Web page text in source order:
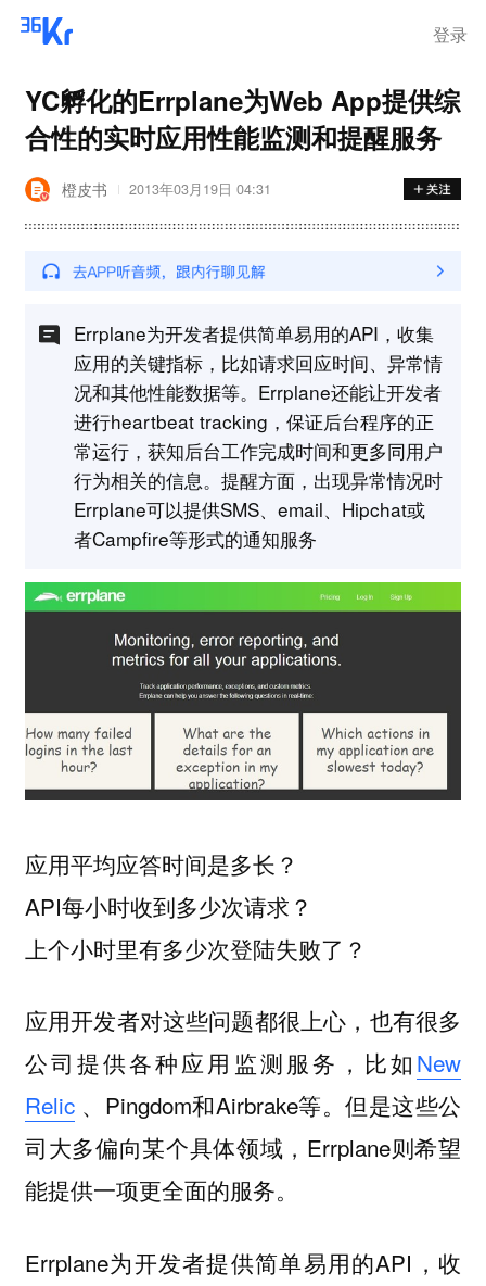
登录
YC孵化的Errplane为Web App提供综
合性的实时应用性能监测和提醒服务
橙皮书 2013年03月19日 04:31
Errplane为开发者提供简单易用的API，收集
应用的关键指标，比如请求回应时间、异常情
况和其他性能数据等。Errplane还能让开发者
进行heartbeat tracking，保证后台程序的正
常运行，获知后台工作完成时间和更多同用户
行为相关的信息。提醒方面，出现异常情况时
Errplane可以提供SMS、email、Hipchat或
者Campfire等形式的通知服务
应用平均应答时间是多长？
API每小时收到多少次请求？
上个小时里有多少次登陆失败了？
应用开发者对这些问题都很上心，也有很多
公司提供各种应用监测服务，比如 New
Relic、Pingdom和Airbrake等。但是这些公
司大多偏向某个具体领域，Errplane则希望
能提供一项更全面的服务。
Errplane为开发者提供简单易用的API，收